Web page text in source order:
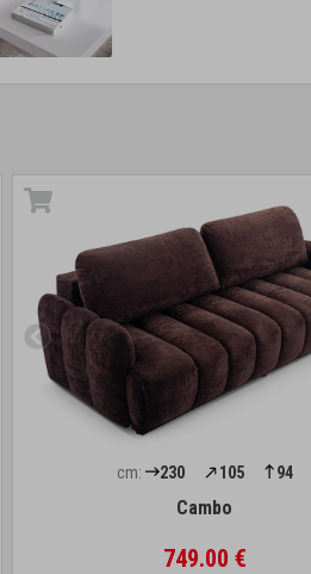
cm: 230 105 94
Cambo
749.00 €